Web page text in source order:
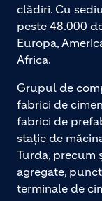
clădiri. Cu
peste 48.000
Europa,
Africa.
Grupul de
fabrici de
fabrici de
stație de
Turda, precum
agregate,
terminale de